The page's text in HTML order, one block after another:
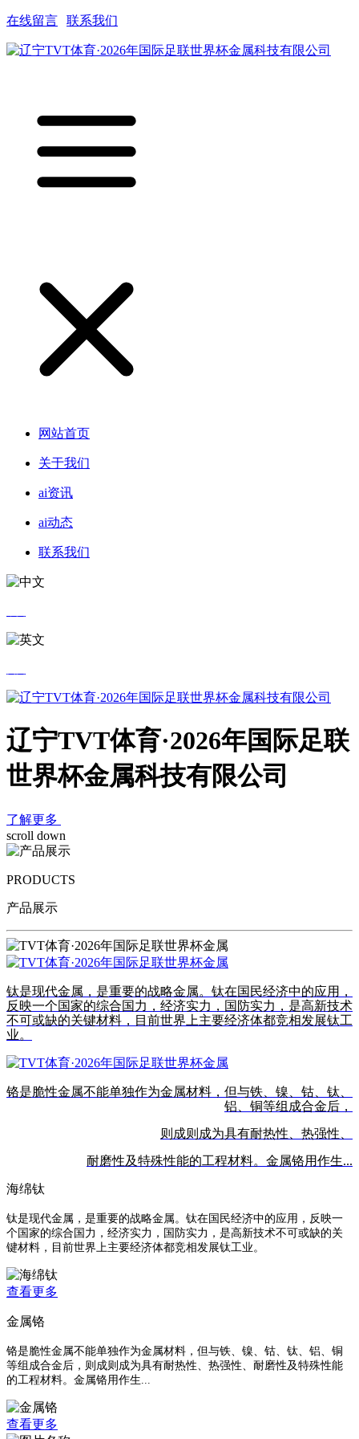
在线留言 联系我们
网站首页
关于我们
ai资讯
ai动态
联系我们
辽宁TVT体育·2026年国际足联
世界杯金属科技有限公司
了解更多
scroll down
PRODUCTS
产品展示
钛是现代金属，是重要的战略金属。钛在国民经济中的应用，
反映一个国家的综合国力，经济实力，国防实力，是高新技术
不可或缺的关键材料，目前世界上主要经济体都竞相发展钛工
业。
铬是脆性金属不能单独作为金属材料，但与铁、镍、钴、钛、
铝、铜等组成合金后，
则成则成为具有耐热性、热强性、
耐磨性及特殊性能的工程材料。金属铬用作生...
海绵钛
钛是现代金属，是重要的战略金属。钛在国民经济中的应用，反映一
个国家的综合国力，经济实力，国防实力，是高新技术不可或缺的关
键材料，目前世界上主要经济体都竞相发展钛工业。
查看更多
金属铬
铬是脆性金属不能单独作为金属材料，但与铁、镍、钴、钛、铝、铜
等组成合金后，则成则成为具有耐热性、热强性、耐磨性及特殊性能
的工程材料。金属铬用作生...
查看更多